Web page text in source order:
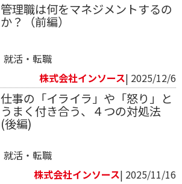
管理職は何をマネジメントするの
か？（前編）
就活・転職
株式会社インソース| 2025/12/6
仕事の「イライラ」や「怒り」と
うまく付き合う、４つの対処法
(後編)
就活・転職
株式会社インソース| 2025/11/16